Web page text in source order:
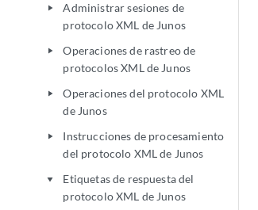
play_arrow
Administrar sesiones de
protocolo XML de Junos
play_arrow
Operaciones de rastreo de
protocolos XML de Junos
play_arrow
Operaciones del protocolo XML
de Junos
play_arrow
Instrucciones de procesamiento
del protocolo XML de Junos
play_arrow
Etiquetas de respuesta del
protocolo XML de Junos